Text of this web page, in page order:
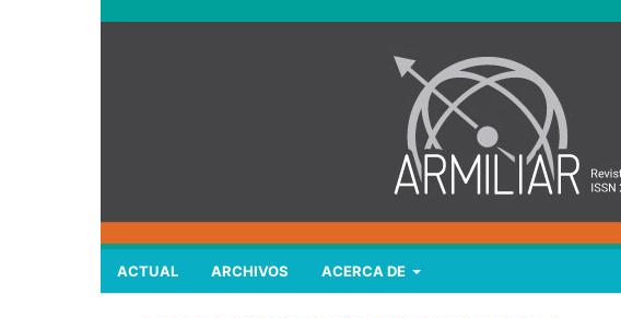
ACTUAL ARCHIVOS ACERCA DE